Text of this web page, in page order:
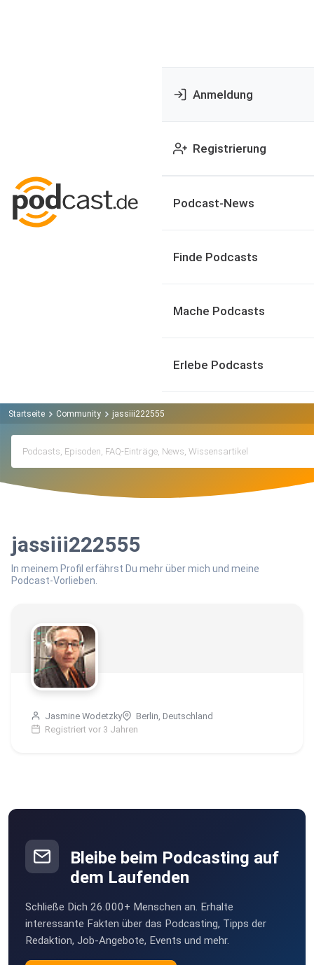
Anmeldung
Registrierung
Podcast-News
Finde Podcasts
Mache Podcasts
Erlebe Podcasts
Startseite Community jassiii222555
jassiii222555
In meinem Profil erfährst Du mehr über mich und meine
Podcast-Vorlieben.
Jasmine Wodetzky
Berlin, Deutschland
Registriert vor 3 Jahren
Bleibe beim Podcasting auf
dem Laufenden
Schließe Dich 26.000+ Menschen an. Erhalte
interessante Fakten über das Podcasting, Tipps der
Redaktion, Job-Angebote, Events und mehr.